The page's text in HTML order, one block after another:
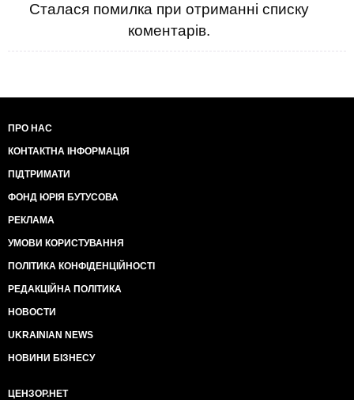
Сталася помилка при отриманні списку
коментарів.
ПРО НАС
КОНТАКТНА ІНФОРМАЦІЯ
ПІДТРИМАТИ
ФОНД ЮРІЯ БУТУСОВА
РЕКЛАМА
УМОВИ КОРИСТУВАННЯ
ПОЛІТИКА КОНФІДЕНЦІЙНОСТІ
РЕДАКЦІЙНА ПОЛІТИКА
НОВОСТИ
UKRAINIAN NEWS
НОВИНИ БІЗНЕСУ
ЦЕНЗОР.НЕТ